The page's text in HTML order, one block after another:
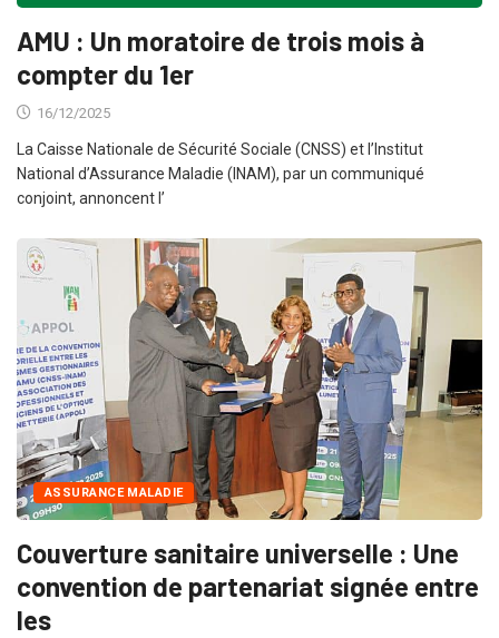
AMU : Un moratoire de trois mois à
compter du 1er
16/12/2025
La Caisse Nationale de Sécurité Sociale (CNSS) et l’Institut
National d’Assurance Maladie (INAM), par un communiqué
conjoint, annoncent l’
ASSURANCE MALADIE
Couverture sanitaire universelle : Une
convention de partenariat signée entre
les